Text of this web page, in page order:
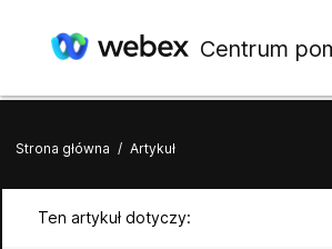
Centrum
Strona główna / Artykuł
Ten artykuł dotyczy: